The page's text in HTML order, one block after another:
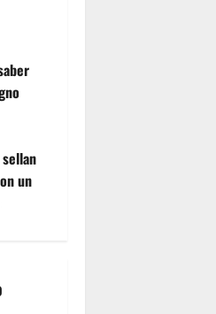
sellan
un